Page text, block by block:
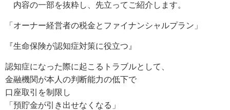
内容の一部を抜粋し、先立ってご紹介します。
「オーナー経営者の税金とファイナンシャルプラン」
『生命保険が認知症対策に役立つ』
認知症になった際に起こるトラブルとして、
金融機関が本人の判断能力の低下で
口座取引を制限し
「預貯金が引き出せなくなる」